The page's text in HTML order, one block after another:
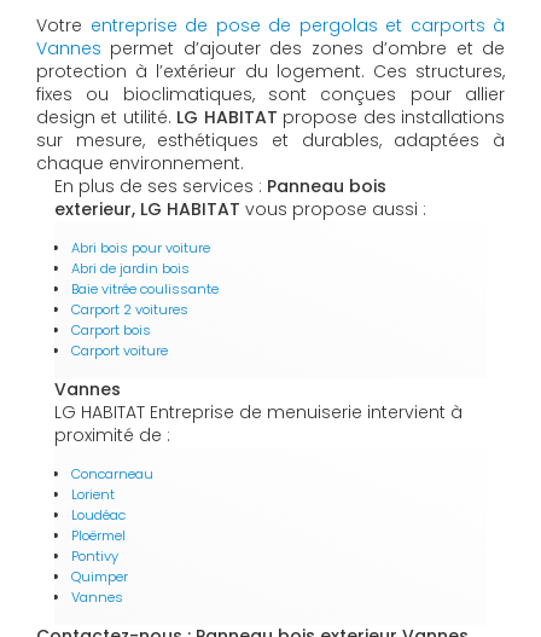
Votre entreprise de pose de pergolas et carports à
Vannes permet d’ajouter des zones d’ombre et de
protection à l’extérieur du logement. Ces structures,
fixes ou bioclimatiques, sont conçues pour allier
design et utilité. LG HABITAT propose des installations
sur mesure, esthétiques et durables, adaptées à
chaque environnement.
En plus de ses services : Panneau bois
exterieur, LG HABITAT vous propose aussi :
Abri bois pour voiture
Abri de jardin bois
Baie vitrée coulissante
Carport 2 voitures
Carport bois
Carport voiture
Vannes
LG HABITAT Entreprise de menuiserie intervient à
proximité de :
Concarneau
Lorient
Loudéac
Ploërmel
Pontivy
Quimper
Vannes